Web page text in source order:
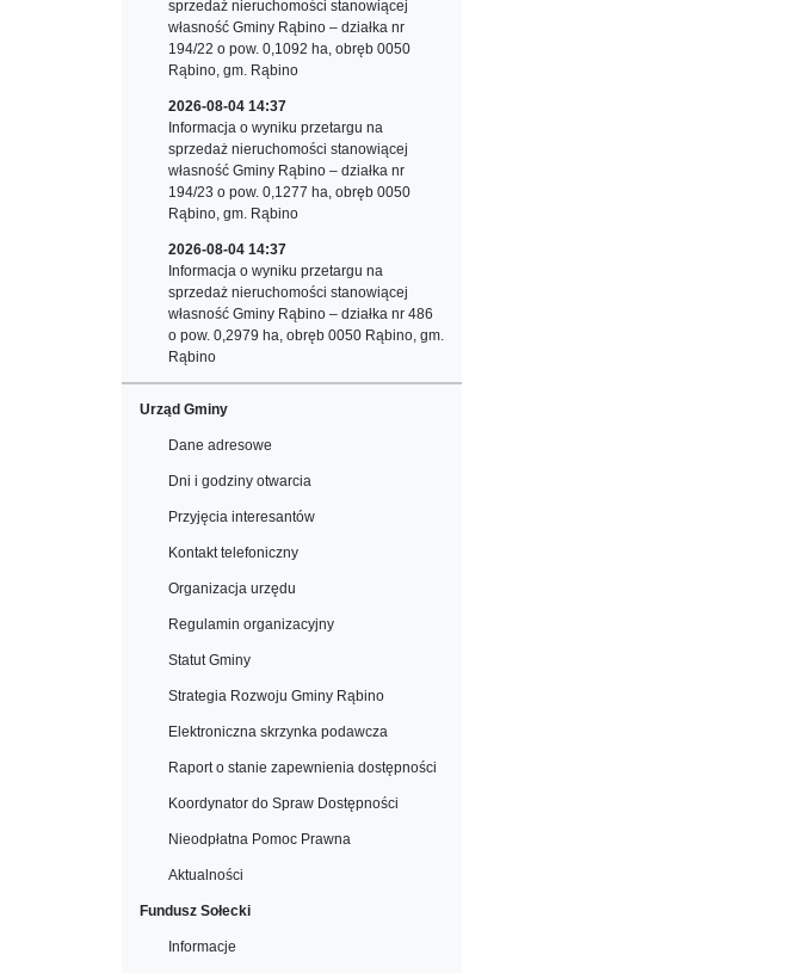
sprzedaż nieruchomości stanowiącej
własność Gminy Rąbino – działka nr
194/22 o pow. 0,1092 ha, obręb 0050
Rąbino, gm. Rąbino
2026-08-04 14:37
Informacja o wyniku przetargu na
sprzedaż nieruchomości stanowiącej
własność Gminy Rąbino – działka nr
194/23 o pow. 0,1277 ha, obręb 0050
Rąbino, gm. Rąbino
2026-08-04 14:37
Informacja o wyniku przetargu na
sprzedaż nieruchomości stanowiącej
własność Gminy Rąbino – działka nr 486
o pow. 0,2979 ha, obręb 0050 Rąbino, gm.
Rąbino
Urząd Gminy
Dane adresowe
Dni i godziny otwarcia
Przyjęcia interesantów
Kontakt telefoniczny
Organizacja urzędu
Regulamin organizacyjny
Statut Gminy
Strategia Rozwoju Gminy Rąbino
Elektroniczna skrzynka podawcza
Raport o stanie zapewnienia dostępności
Koordynator do Spraw Dostępności
Nieodpłatna Pomoc Prawna
Aktualności
Fundusz Sołecki
Informacje